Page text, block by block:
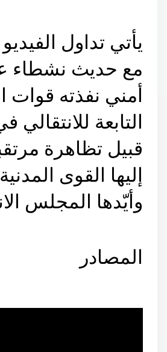
يأتي تداول
مع حديث نشطاء
أمني نفذته قوات
التابعة
قبيل تظاهرة
إليها القوى
وأيّدها المجلس
المصادر